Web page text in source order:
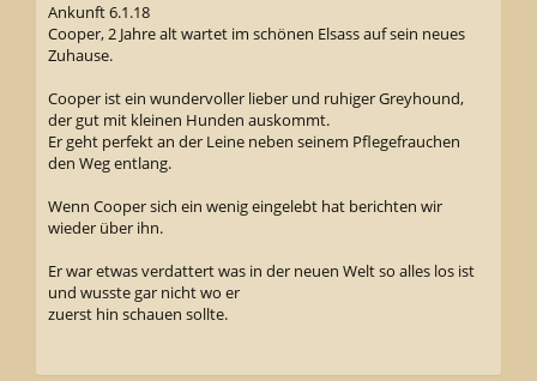
Ankunft 6.1.18
Cooper, 2 Jahre alt wartet im schönen Elsass auf sein neues
Zuhause.
Cooper ist ein wundervoller lieber und ruhiger Greyhound,
der gut mit kleinen Hunden auskommt.
Er geht perfekt an der Leine neben seinem Pflegefrauchen
den Weg entlang.
Wenn Cooper sich ein wenig eingelebt hat berichten wir
wieder über ihn.
Er war etwas verdattert was in der neuen Welt so alles los ist
und wusste gar nicht wo er
zuerst hin schauen sollte.